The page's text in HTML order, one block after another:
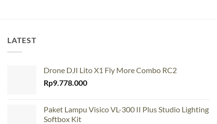
LATEST
Drone DJI Lito X1 Fly More Combo RC2
Rp9.778.000
Paket Lampu Visico VL-300 II Plus Studio Lighting
Softbox Kit